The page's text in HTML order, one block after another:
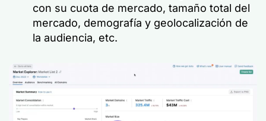
con su cuota de mercado, tamaño total del
mercado, demografía y geolocalización de
la audiencia, etc.